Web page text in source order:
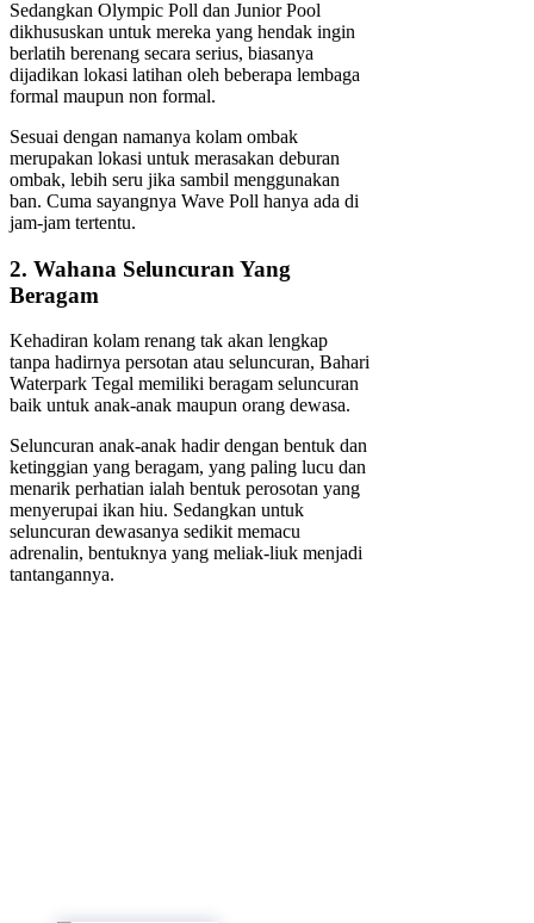
Sedangkan Olympic Poll dan Junior Pool
dikhususkan untuk mereka yang hendak ingin
berlatih berenang secara serius, biasanya
dijadikan lokasi latihan oleh beberapa lembaga
formal maupun non formal.
Sesuai dengan namanya kolam ombak
merupakan lokasi untuk merasakan deburan
ombak, lebih seru jika sambil menggunakan
ban. Cuma sayangnya Wave Poll hanya ada di
jam-jam tertentu.
2. Wahana Seluncuran Yang
Beragam
Kehadiran kolam renang tak akan lengkap
tanpa hadirnya persotan atau seluncuran, Bahari
Waterpark Tegal memiliki beragam seluncuran
baik untuk anak-anak maupun orang dewasa.
Seluncuran anak-anak hadir dengan bentuk dan
ketinggian yang beragam, yang paling lucu dan
menarik perhatian ialah bentuk perosotan yang
menyerupai ikan hiu. Sedangkan untuk
seluncuran dewasanya sedikit memacu
adrenalin, bentuknya yang meliak-liuk menjadi
tantangannya.